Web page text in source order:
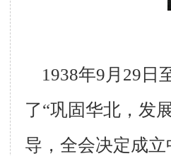
1938年9月29日
了“巩固华北，发
导，全会决定成立